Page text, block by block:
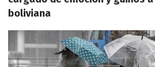
boliviana